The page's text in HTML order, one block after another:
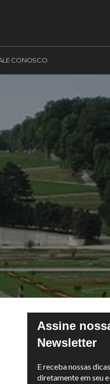
CONOSCO
Assine
Newsletter
E receba nossas
diretamente em seu